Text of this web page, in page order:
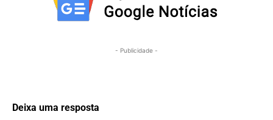
- Publicidade -
Deixa uma resposta